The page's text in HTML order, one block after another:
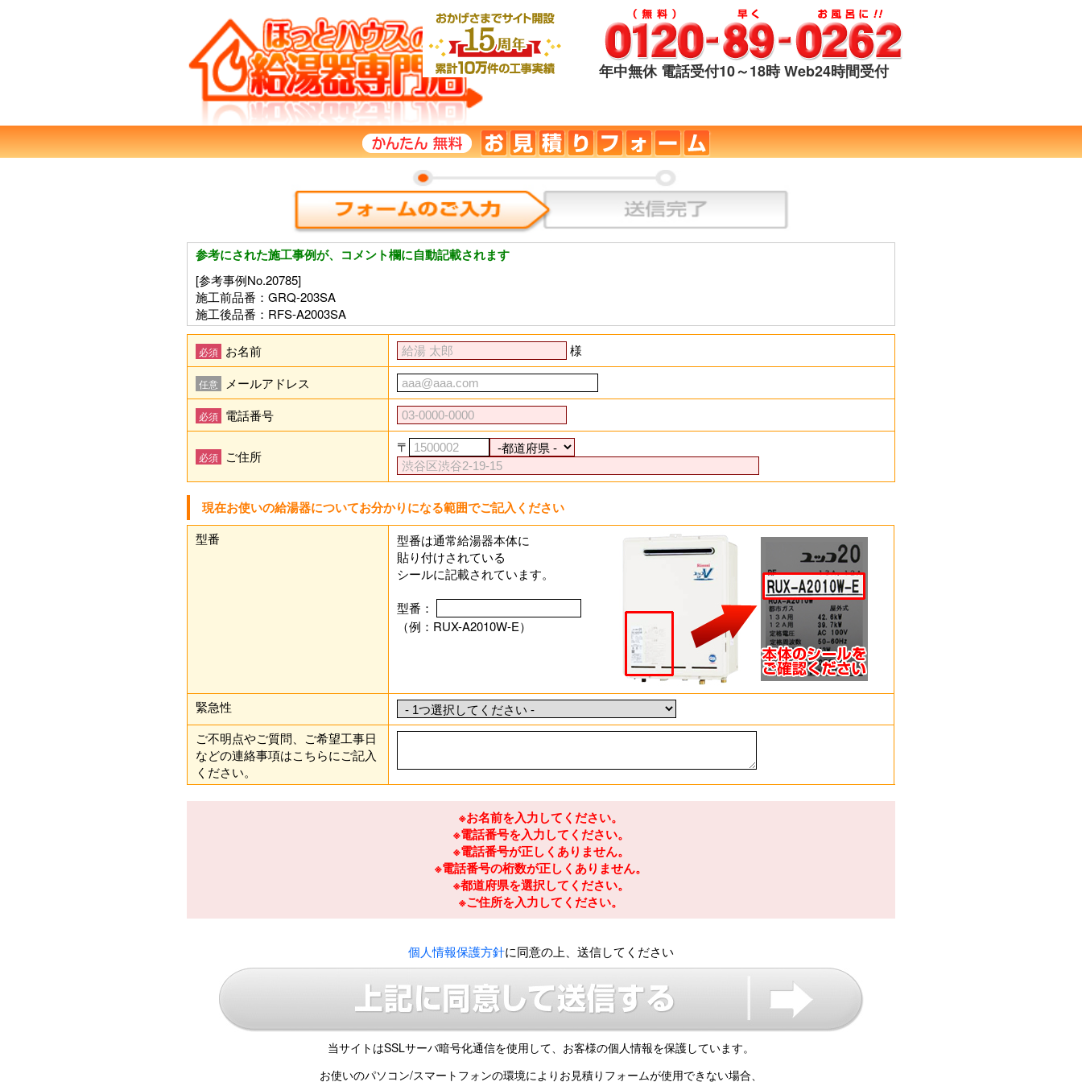
年中無休 電話受付10～18時 Web24時間受付
参考にされた施工事例が、コメント欄に自動記載されます
[参考事例No.20785]
施工前品番：GRQ-203SA
施工後品番：RFS-A2003SA
必須 お名前 様
任意 メールアドレス
必須 電話番号
必須 ご住所
〒
現在お使いの給湯器についてお分かりになる範囲でご記入ください
型番
型番は通常給湯器本体に
貼り付けされている
シールに記載されています。
型番：
（例：RUX-A2010W-E）
緊急性
ご不明点やご質問、ご希望工事日
などの連絡事項はこちらにご記入
ください。
※お名前を入力してください。
※電話番号を入力してください。
※電話番号が正しくありません。
※電話番号の桁数が正しくありません。
※都道府県を選択してください。
※ご住所を入力してください。
個人情報保護方針に同意の上、送信してください
当サイトはSSLサーバ暗号化通信を使用して、 お客様の個人情報を保護しています。
お使いのパソコン/スマートフォンの環境により お見積りフォームが使用できない場合、